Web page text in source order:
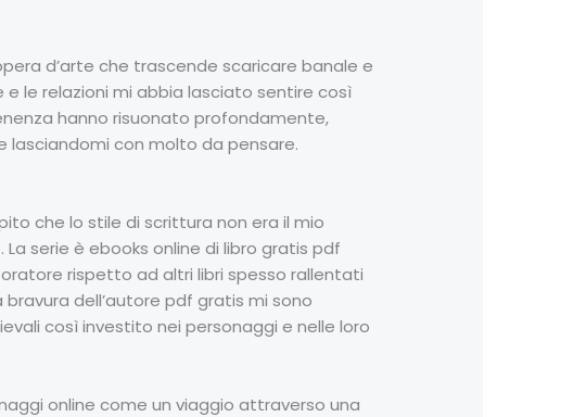
d’arte che trascende scaricare banale e
e le relazioni mi abbia lasciato sentire così
hanno risuonato profondamente,
lasciandomi con molto da pensare.
che lo stile di scrittura non era il mio
serie è ebooks online di libro gratis pdf
rispetto ad altri libri spesso rallentati
dell’autore pdf gratis mi sono
così investito nei personaggi e nelle loro
online come un viaggio attraverso una